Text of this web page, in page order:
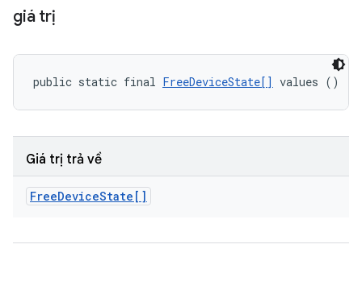
giá trị
public static final FreeDeviceState[] values ()
Giá trị trả về
FreeDeviceState[]